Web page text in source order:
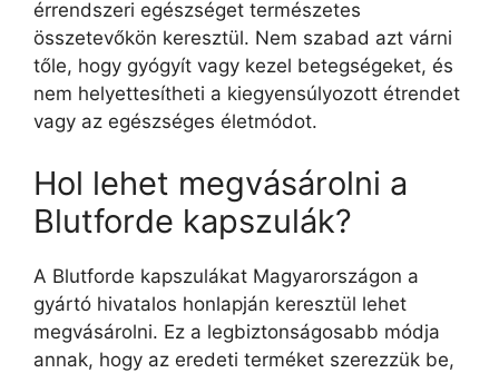
érrendszeri egészséget természetes
összetevőkön keresztül. Nem szabad azt várni
tőle, hogy gyógyít vagy kezel betegségeket, és
nem helyettesítheti a kiegyensúlyozott étrendet
vagy az egészséges életmódot.
Hol lehet megvásárolni a
Blutforde kapszulák?
A Blutforde kapszulákat Magyarországon a
gyártó hivatalos honlapján keresztül lehet
megvásárolni. Ez a legbiztonságosabb módja
annak, hogy az eredeti terméket szerezzük be,